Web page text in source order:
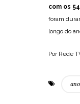
com os
foram
longo do
Por Rede
ano